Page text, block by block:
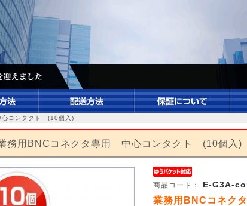
コンタクト (10個入)
務用BNCコネクタ専用 中心コンタクト (10個入)
商品コード： E-G3A-
業務用BNCコネク